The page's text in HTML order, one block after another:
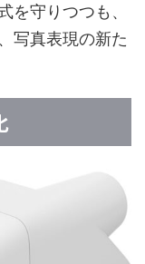
を守りつつも、
写真表現の新た